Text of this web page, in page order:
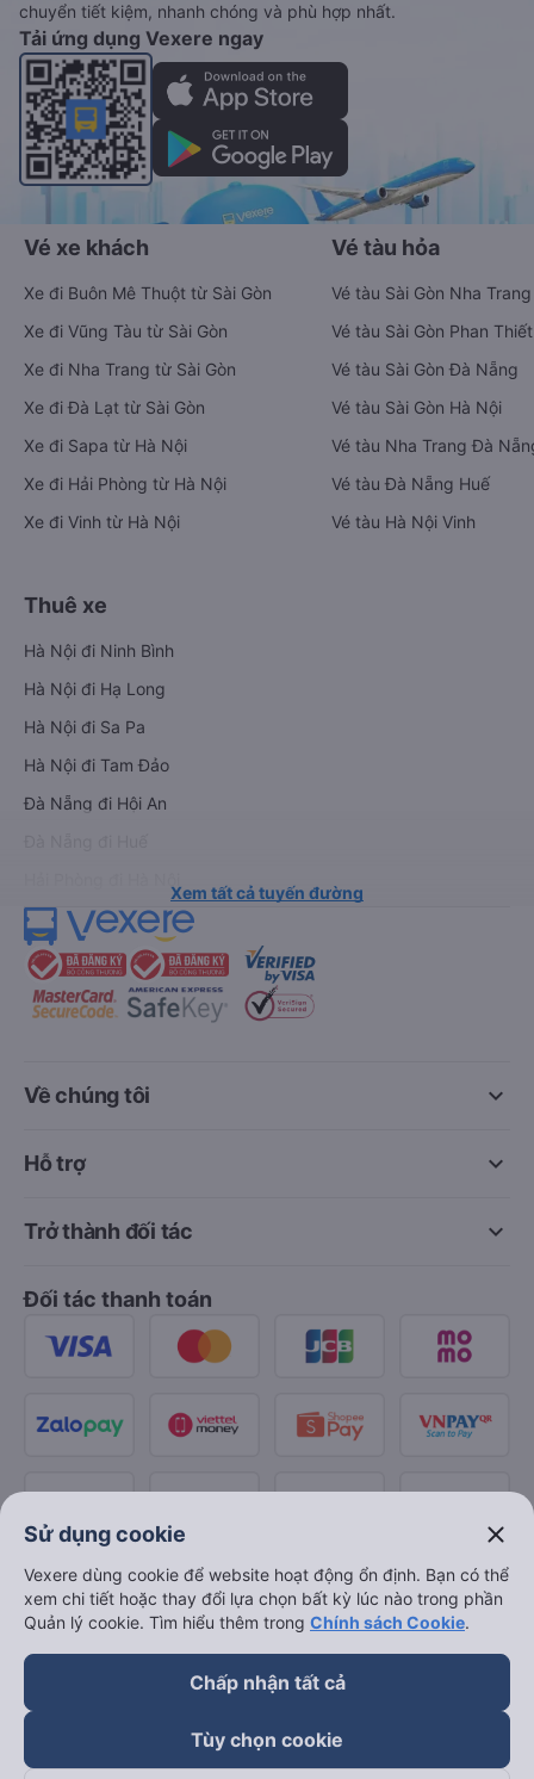
chuyển tiết kiệm, nhanh chóng và phù hợp nhất.
Tải ứng dụng Vexere ngay
Vé xe khách
Xe đi Buôn Mê Thuột từ Sài Gòn
Xe đi Vũng Tàu từ Sài Gòn
Xe đi Nha Trang từ Sài Gòn
Xe đi Đà Lạt từ Sài Gòn
Xe đi Sapa từ Hà Nội
Xe đi Hải Phòng từ Hà Nội
Xe đi Vinh từ Hà Nội
Vé tàu hỏa
Vé tàu Sài Gòn Nha Trang
Vé tàu Sài Gòn Phan Thiết
Vé tàu Sài Gòn Đà Nẵng
Vé tàu Sài Gòn Hà Nội
Vé tàu Nha Trang Đà
Vé tàu Đà Nẵng Huế
Vé tàu Hà Nội Vinh
Thuê xe
Hà Nội đi Ninh Bình
Hà Nội đi Hạ Long
Hà Nội đi Sa Pa
Hà Nội đi Tam Đảo
Đà Nẵng đi Hội An
Xem tất cả tuyến đường
keyboard_arrow_down
Về chúng tôi
keyboard_arrow_down
Hỗ trợ
keyboard_arrow_down
Trở thành đối tác
Đối tác thanh toán
Sử dụng cookie close
Vexere dùng cookie để website hoạt động ổn định. Bạn có thể
xem chi tiết hoặc thay đổi lựa chọn bất kỳ lúc nào trong phần
Quản lý cookie. Tìm hiểu thêm trong Chính sách Cookie.
Chấp nhận tất cả
Tùy chọn cookie